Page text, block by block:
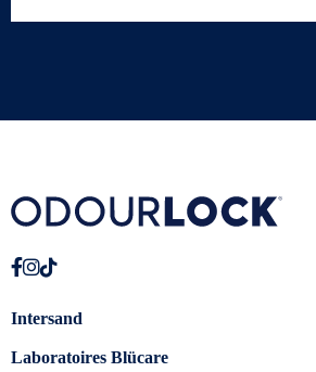
Intersand
Laboratoires Blücare